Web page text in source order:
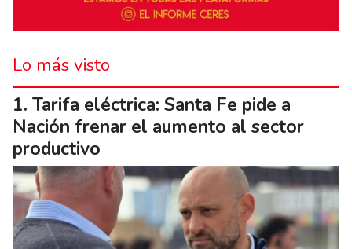
Lo más visto
Tarifa eléctrica: Santa Fe pide a
Nación frenar el aumento al sector
productivo